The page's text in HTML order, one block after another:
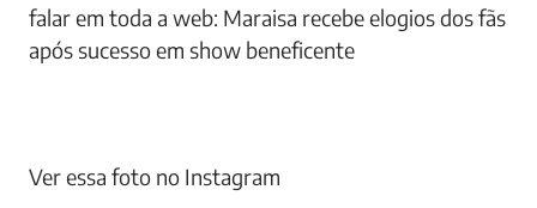
falar em toda a web: Maraisa recebe elogios dos fãs
após sucesso em show beneficente
Ver essa foto no Instagram